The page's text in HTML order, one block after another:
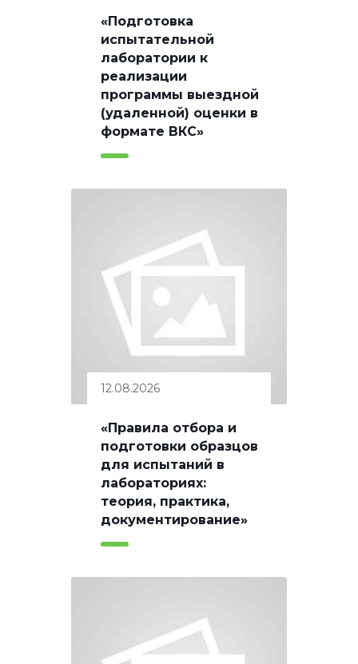
«Подготовка
испытательной
лаборатории к
реализации
программы выездной
(удаленной) оценки в
формате ВКС»
12.08.2026
«Правила отбора и
подготовки образцов
для испытаний в
лабораториях:
теория, практика,
документирование»